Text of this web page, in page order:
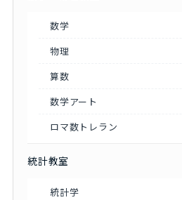
数学
物理
算数
数学アート
ロマ数トレラン
統計教室
統計学